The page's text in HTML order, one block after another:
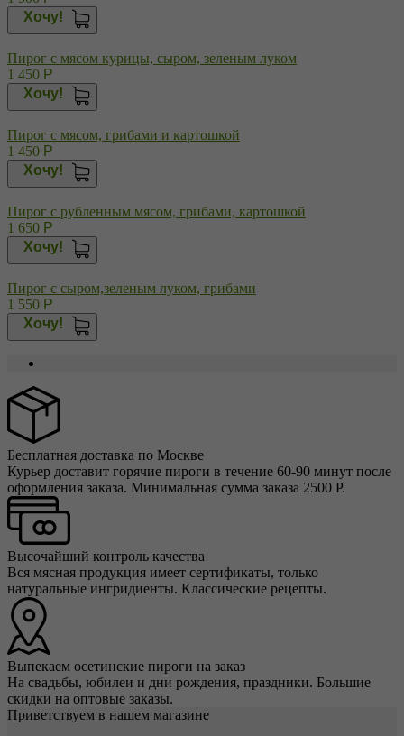
Хочу!
Пирог с мясом курицы, сыром, зеленым луком
1 450 Р
Хочу!
Пирог с мясом, грибами и картошкой
1 450 Р
Хочу!
Пирог с рубленным мясом, грибами, картошкой
1 650 Р
Хочу!
Пирог с сыром,зеленым луком, грибами
1 550 Р
Хочу!
Бесплатная доставка по Москве
Курьер доставит горячие пироги в течение 60-90 минут после
оформления заказа. Минимальная сумма заказа 2500 Р.
Высочайший контроль качества
Вся мясная продукция имеет сертификаты, только
натуральные ингридиенты. Классические рецепты.
Выпекаем осетинские пироги на заказ
На свадьбы, юбилеи и дни рождения, праздники. Большие
скидки на оптовые заказы.
Приветствуем в нашем магазине